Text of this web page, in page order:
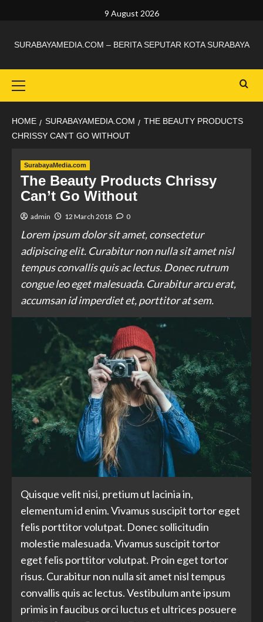
9 August 2026
SURABAYAMEDIA.COM – BERITA SEPUTAR KOTA SURABAYA
HOME SURABAYAMEDIA.COM
THE BEAUTY PRODUCTS
CHRISSY CAN’T GO WITHOUT
SurabayaMedia.com
The Beauty Products Chrissy
Can’t Go Without
admin 12 March 2018 0
Lorem ipsum dolor sit amet, consectetur
adipiscing elit. Curabitur non nulla sit amet nisl
tempus convallis quis ac lectus. Donec rutrum
congue leo eget malesuada. Curabitur arcu erat,
accumsan id imperdiet et, porttitor at sem.
Quisque velit nisi, pretium ut lacinia in,
elementum id enim. Vivamus suscipit tortor eget
felis porttitor volutpat. Donec sollicitudin
molestie malesuada. Vivamus suscipit tortor
eget felis porttitor volutpat. Proin eget tortor
risus. Curabitur non nulla sit amet nisl tempus
convallis quis ac lectus. Vestibulum ante ipsum
primis in faucibus orci luctus et ultrices posuere